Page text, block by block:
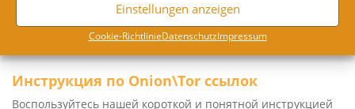
Einstellungen anzeigen
Coo­kie-Richt­li­nieDaten­schutzImpres­sum
IPHONE|ANDROID
После окончания установки, запустить приложение и
установить соединение.
Инструкция по Onion\Tor ссылок
Воспользуйтесь нашей короткой и понятной инструкцией